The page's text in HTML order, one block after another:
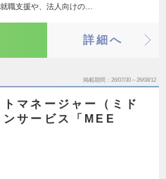
職支援や、法人向けの…
詳細へ
掲載期間 26/07/30～26/08/12
トマネージャー（ミド
サービス「MEE